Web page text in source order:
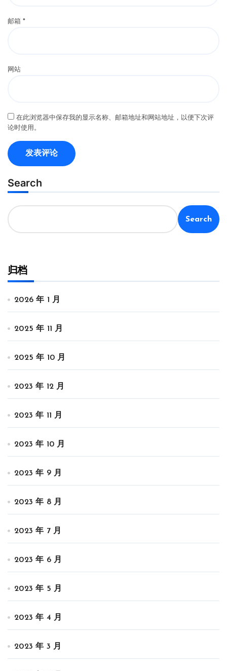
邮箱 *
网站
在此浏览器中保存我的显示名称、邮箱地址和网站地址，以便下次评
论时使用。
Search
Search
归档
2026 年 1 月
2025 年 11 月
2025 年 10 月
2023 年 12 月
2023 年 11 月
2023 年 10 月
2023 年 9 月
2023 年 8 月
2023 年 7 月
2023 年 6 月
2023 年 5 月
2023 年 4 月
2023 年 3 月